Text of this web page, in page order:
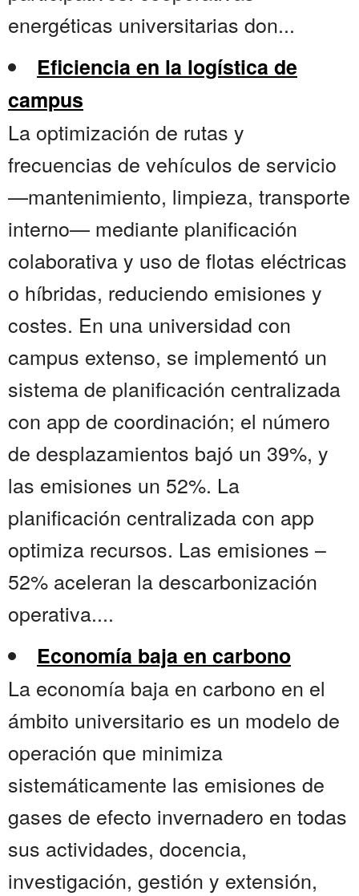
energéticas universitarias don...
Eficiencia en la logística de
campus
La optimización de rutas y
frecuencias de vehículos de servicio
—mantenimiento, limpieza, transporte
interno— mediante planificación
colaborativa y uso de flotas eléctricas
o híbridas, reduciendo emisiones y
costes. En una universidad con
campus extenso, se implementó un
sistema de planificación centralizada
con app de coordinación; el número
de desplazamientos bajó un 39%, y
las emisiones un 52%. La
planificación centralizada con app
optimiza recursos. Las emisiones –
52% aceleran la descarbonización
operativa....
Economía baja en carbono
La economía baja en carbono en el
ámbito universitario es un modelo de
operación que minimiza
sistemáticamente las emisiones de
gases de efecto invernadero en todas
sus actividades, docencia,
investigación, gestión y extensión,